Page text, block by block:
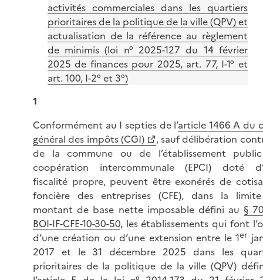
activités commerciales dans les quartiers
prioritaires de la politique de la ville (QPV) et
actualisation de la référence au règlement
de minimis (loi n° 2025-127 du 14 février
2025 de finances pour 2025, art. 77, I-1° et
art. 100, I-2° et 3°)
1
Conformément au I septies de l’article 1466 A du
général des impôts (CGI)
, sauf délibération
de la commune ou de l’établissement
coopération intercommunale (EPCI) doté
fiscalité propre, peuvent être exonérés de
foncière des entreprises (CFE), dans la
montant de base nette imposable défini au§
BOI-IF-CFE-10-30-50, les établissements qui font
d’une création ou d’une extension entre le 1er
2017 et le 31 décembre 2025 dans les
prioritaires de la politique de la ville (QPV)